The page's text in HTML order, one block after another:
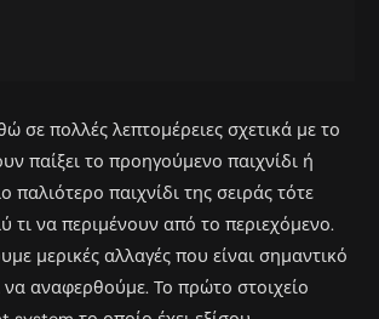
σε πολλές λεπτομέρειες σχετικά με το
παίξει το προηγούμενο παιχνίδι ή
παλιότερο παιχνίδι της σειράς τότε
τι να περιμένουν από το περιεχόμενο.
μερικές αλλαγές που είναι σημαντικό
αναφερθούμε. Το πρώτο στοιχείο